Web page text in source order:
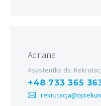
Adriana
Asystentka ds.
+48 733 365